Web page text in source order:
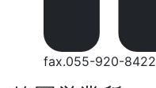
fax.055-920-8422